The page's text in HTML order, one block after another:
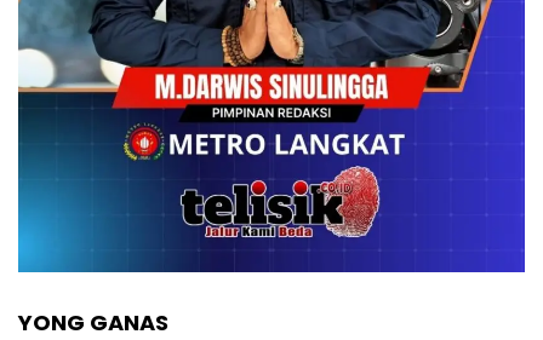
YONG GANAS